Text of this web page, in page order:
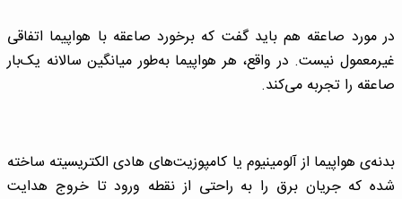
در مورد صاعقه هم باید گفت که برخورد صاعقه با هواپیما اتفاقی
غیرمعمول نیست. در واقع، هر هواپیما به‌طور میانگین سالانه یک‌بار
صاعقه را تجربه می‌کند.
بدنه‌ی هواپیما از آلومینیوم یا کامپوزیت‌های هادی الکتریسیته ساخته
شده که جریان برق را به راحتی از نقطه ورود تا خروج هدایت